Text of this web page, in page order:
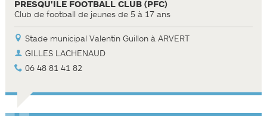
PRESQU'ILE FOOTBALL CLUB (PFC)
Club de football de jeunes de 5 à 17 ans
Stade municipal Valentin Guillon à ARVERT
GILLES LACHENAUD
06 48 81 41 82